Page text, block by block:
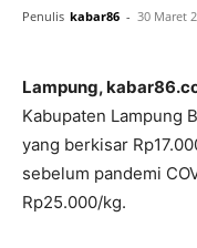
Penulis kabar86 - 30 Maret
Lampung,
Kabupaten Lampung
yang berkisar
sebelum pandemi
Rp25.000/kg.